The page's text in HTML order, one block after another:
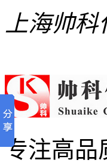
上海帅科
专注高品